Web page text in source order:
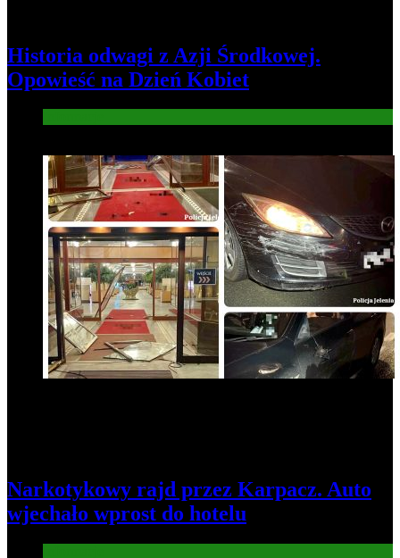
Historia odwagi z Azji Środkowej.
Opowieść na Dzień Kobiet
Narkotykowy rajd przez Karpacz. Auto
wjechało wprost do hotelu